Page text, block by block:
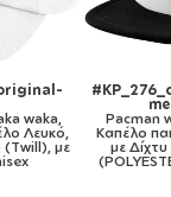
waka,
330ml